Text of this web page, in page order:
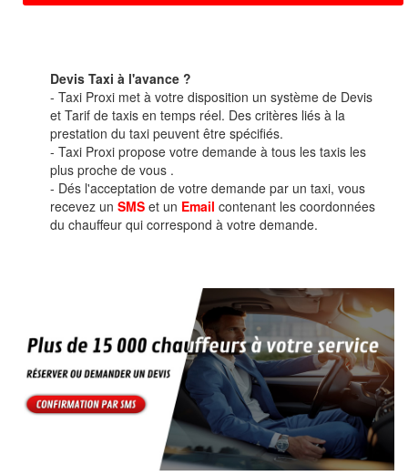
Devis Taxi à l'avance ?
- Taxi Proxi met à votre disposition un système de Devis
et Tarif de taxis en temps réel. Des critères liés à la
prestation du taxi peuvent être spécifiés.
- Taxi Proxi propose votre demande à tous les taxis les
plus proche de vous .
- Dés l'acceptation de votre demande par un taxi, vous
recevez un SMS et un Email contenant les coordonnées
du chauffeur qui correspond à votre demande.